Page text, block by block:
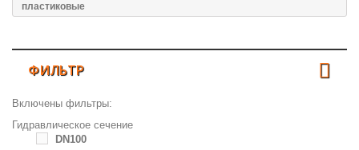
пластиковые
ФИЛЬТР
Включены фильтры:
Гидравлическое сечение
DN100